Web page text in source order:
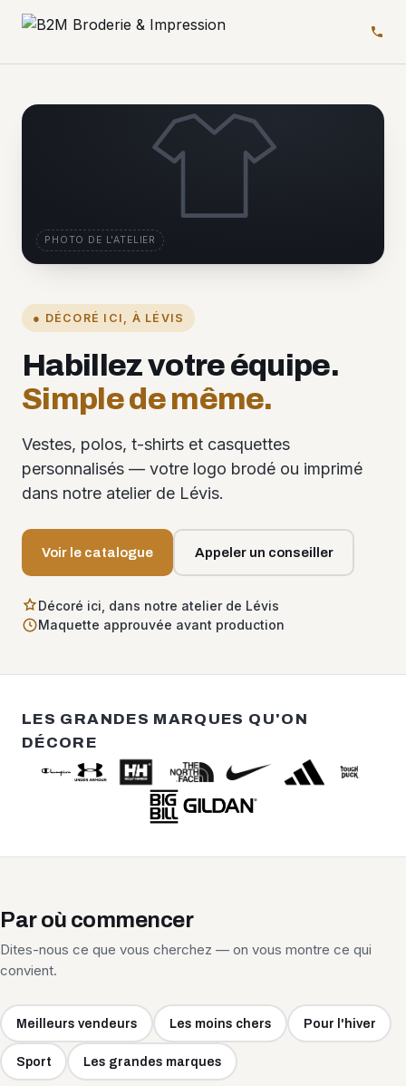
● DÉCORÉ ICI, À LÉVIS
Habillez votre équipe.
Simple de même.
Vestes, polos, t-shirts et casquettes
personnalisés — votre logo brodé ou imprimé
dans notre atelier de Lévis.
Voir le catalogue Appeler un conseiller
Décoré ici, dans notre atelier de Lévis
Maquette approuvée avant production
PHOTO DE L'ATELIER
LES GRANDES MARQUES QU'ON
DÉCORE
Par où commencer
Dites-nous ce que vous cherchez — on vous montre ce qui
convient.
Meilleurs vendeurs Les moins chers Pour l'hiver
Sport Les grandes marques